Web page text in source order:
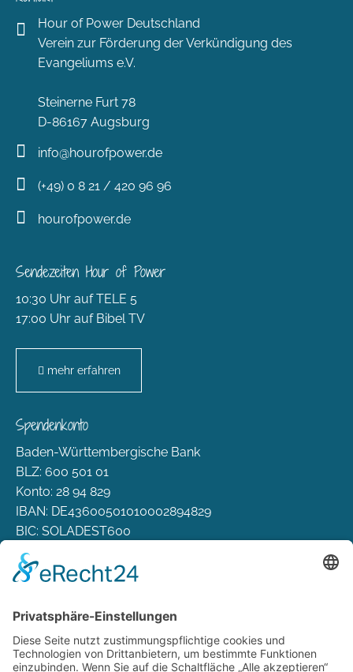
Hour of Power Deutschland
Verein zur Förderung der Verkündigung des
Evangeliums e.V.
Steinerne Furt 78
D-86167 Augsburg
info@hourofpower.de
(+49) 0 8 21 / 420 96 96
hourofpower.de
Sendezeiten Hour of Power
10:30 Uhr auf TELE 5
17:00 Uhr auf Bibel TV
mehr erfahren
Spendenkonto
Baden-Württembergische Bank
BLZ: 600 501 01
Konto: 28 94 829
IBAN: DE43600501010002894829
BIC: SOLADEST600
Rechtliches
Versand & Lieferung
Widerrufsbelehrung
AGB